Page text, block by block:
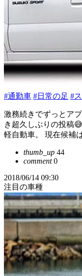
#通勤車 #日常の足 #
激務続きでずっとア
き超久しぶりの投稿
軽自動車。 現在候補
thumb_up 44
comment0
2018/06/14 09:30
注目の車種